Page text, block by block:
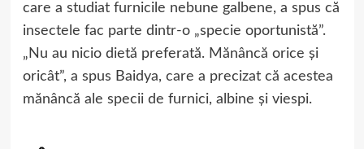
care a studiat furnicile nebune galbene, a spus că
insectele fac parte dintr-o „specie oportunistă”.
„Nu au nicio dietă preferată. Mănâncă orice și
oricât”, a spus Baidya, care a precizat că acestea
mănâncă ale specii de furnici, albine și viespi.